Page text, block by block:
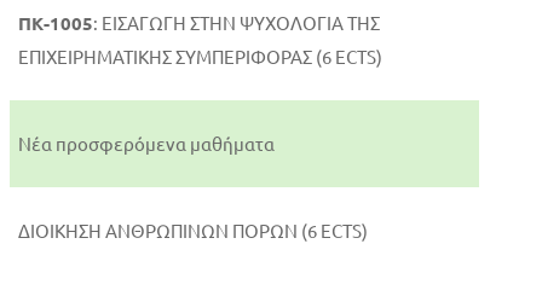
ΠΚ-1005: ΕΙΣΑΓΩΓΗ ΣΤΗΝ ΨΥΧΟΛΟΓΙΑ ΤΗΣ
ΕΠΙΧΕΙΡΗΜΑΤΙΚΗΣ ΣΥΜΠΕΡΙΦΟΡΑΣ (6 ECTS)
Νέα προσφερόμενα μαθήματα
ΔΙΟΙΚΗΣΗ ΑΝΘΡΩΠΙΝΩΝ ΠΟΡΩΝ (6 ECTS)